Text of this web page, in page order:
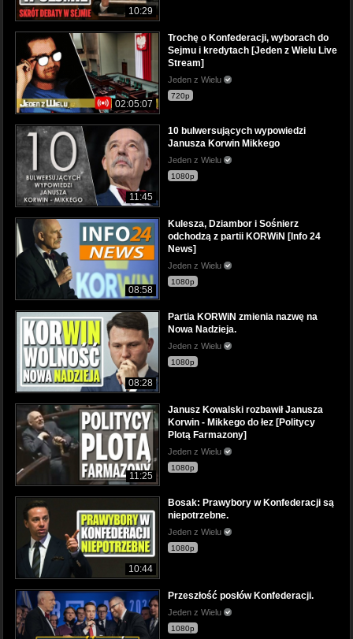
10:29
02:05:07
Trochę o Konfederacji, wyborach do
Sejmu i kredytach [Jeden z Wielu Live
Stream]
Jeden z Wielu
720p
11:45
10 bulwersujących wypowiedzi
Janusza Korwin Mikkego
Jeden z Wielu
1080p
08:58
Kulesza, Dziambor i Sośnierz
odchodzą z partii KORWiN [Info 24
News]
Jeden z Wielu
1080p
08:28
Partia KORWiN zmienia nazwę na
Nowa Nadzieja.
Jeden z Wielu
1080p
11:25
Janusz Kowalski rozbawił Janusza
Korwin - Mikkego do łez [Politycy
Plotą Farmazony]
Jeden z Wielu
1080p
10:44
Bosak: Prawybory w Konfederacji są
niepotrzebne.
Jeden z Wielu
1080p
Przeszłość posłów Konfederacji.
Jeden z Wielu
1080p